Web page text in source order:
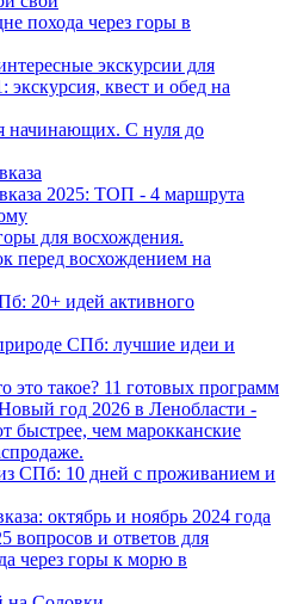
похода через горы в
экскурсии для
экскурсия, квест и обед на
начинающих. С нуля до
2025: ТОП - 4 маршрута
для восхождения.
перед восхождением на
20+ идей активного
СПб: лучшие идеи и
это такое? 11 готовых программ
год 2026 в Ленобласти -
быстрее, чем марокканские
СПб: 10 дней с проживанием и
октябрь и ноябрь 2024 года
вопросов и ответов для
через горы к морю в